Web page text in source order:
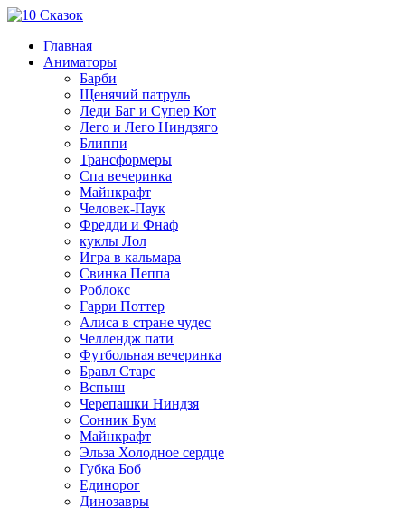
Главная
Аниматоры
Барби
Щенячий патруль
Леди Баг и Супер Кот
Лего и Лего Ниндзяго
Блиппи
Трансформеры
Спа вечеринка
Майнкрафт
Человек-Паук
Фредди и Фнаф
куклы Лол
Игра в кальмара
Свинка Пеппа
Роблокс
Гарри Поттер
Алиса в стране чудес
Челлендж пати
Футбольная вечеринка
Бравл Старс
Вспыш
Черепашки Ниндзя
Сонник Бум
Майнкрафт
Эльза Холодное сердце
Губка Боб
Единорог
Динозавры